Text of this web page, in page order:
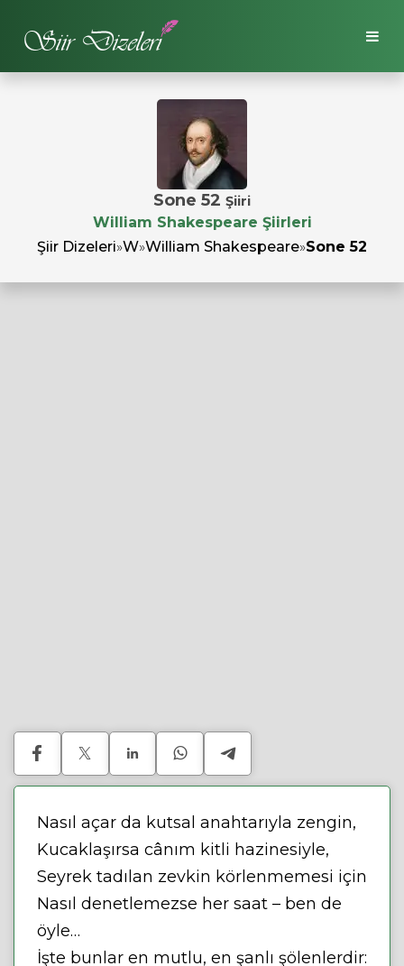
Sone 52 Şiiri
William Shakespeare Şiirleri
Şiir Dizeleri»W»William Shakespeare»Sone 52
Nasıl açar da kutsal anahtarıyla zengin,
Kucaklaşırsa cânım kitli hazinesiyle,
Seyrek tadılan zevkin körlenmemesi için
Nasıl denetlemezse her saat – ben de
öyle…
İşte bunlar en mutlu, en şanlı şölenlerdir: